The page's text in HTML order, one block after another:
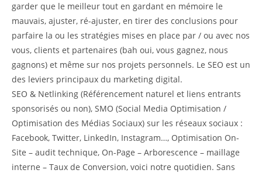
garder que le meilleur tout en gardant en mémoire le
mauvais, ajuster, ré-ajuster, en tirer des conclusions pour
parfaire la ou les stratégies mises en place par / ou avec nos
vous, clients et partenaires (bah oui, vous gagnez, nous
gagnons) et même sur nos projets personnels. Le SEO est un
des leviers principaux du marketing digital.
SEO & Netlinking (Référencement naturel et liens entrants
sponsorisés ou non), SMO (Social Media Optimisation /
Optimisation des Médias Sociaux) sur les réseaux sociaux :
Facebook, Twitter, LinkedIn, Instagram…, Optimisation On-
Site – audit technique, On-Page – Arborescence – maillage
interne – Taux de Conversion, voici notre quotidien. Sans